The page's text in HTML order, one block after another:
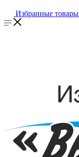
Избранные товары